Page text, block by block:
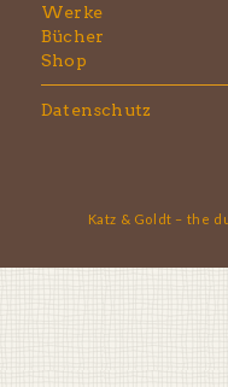
Werke
Bücher
Shop
Datenschutz
Katz & Goldt – the